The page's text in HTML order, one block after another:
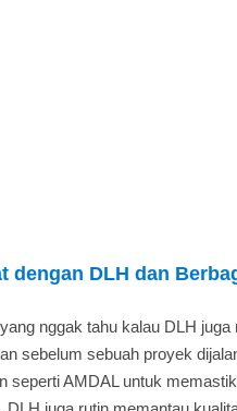
dengan DLH dan
nggak tahu kalau DLH
sebelum sebuah proyek
seperti AMDAL untuk